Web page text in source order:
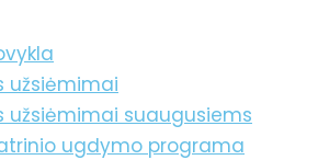
užsiėmimai
užsiėmimai suaugusiems
ugdymo programa